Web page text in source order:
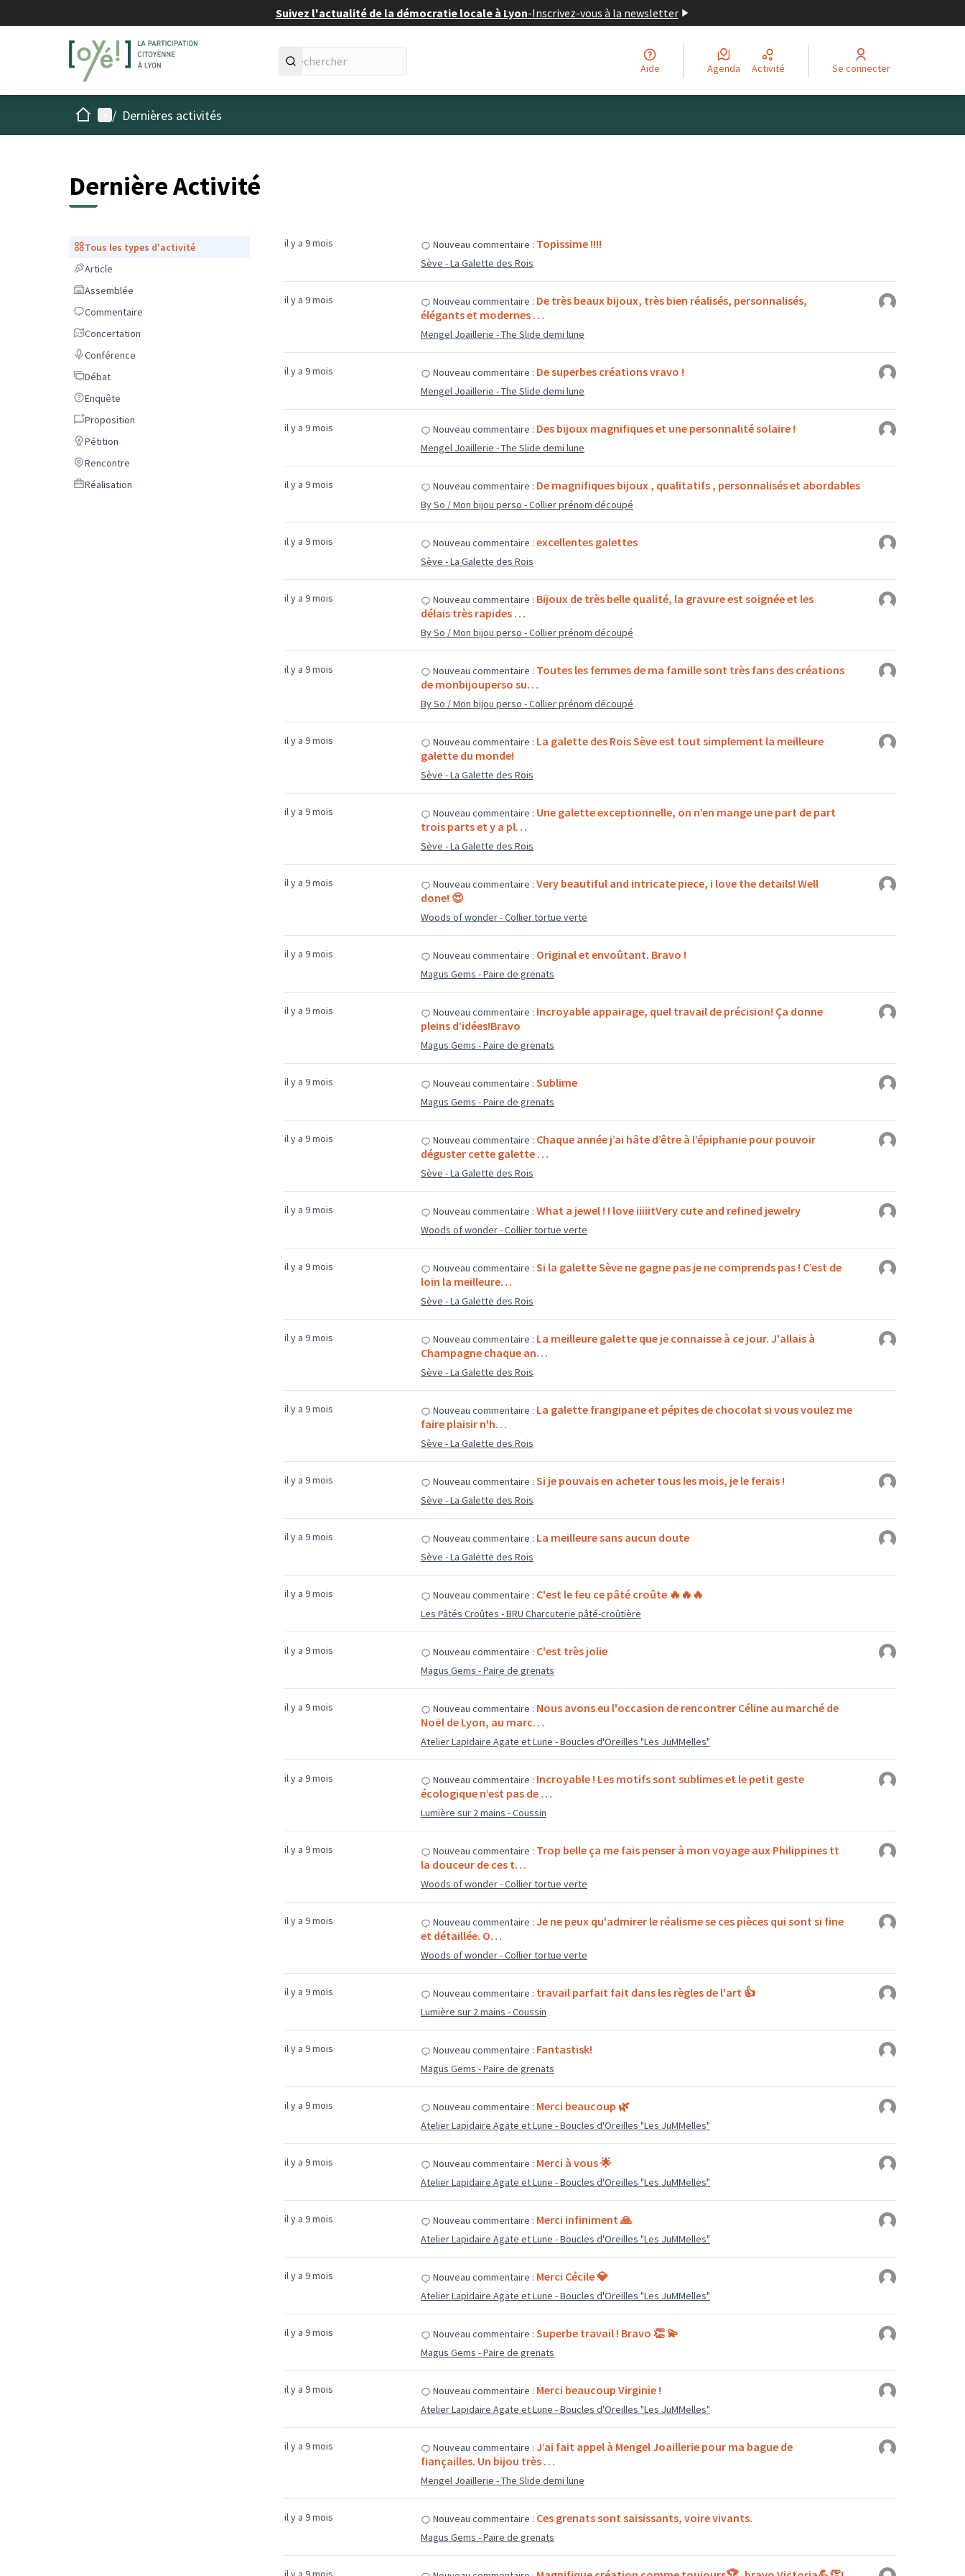
Suivez l'actualité de la démocratie locale à Lyon-Inscrivez-vous à la newsletter
Aide Agenda Activité Se connecter
AccueilMenu principal
/ Dernières activités
Dernière Activité
Tous les types d'activité
Tous les types d'activité
ArticleArticle
Assemblée
Assemblée
Commentaire
Commentaire
Concertation
Concertation
Conférence
Conférence
DébatDébat
Enquête
Enquête
Proposition
Proposition
Pétition
Pétition
Rencontre
Rencontre
Réalisation
Réalisation
il y a 9 mois Nouveau commentaire : Topissime !!!!
Sève - La Galette des Rois
il y a 9 mois Nouveau commentaire : De très beaux bijoux, très bien réalisés, personnalisés,
élégants et modernes …
Mengel Joaillerie - The Slide demi lune
il y a 9 mois Nouveau commentaire : De superbes créations vravo !
Mengel Joaillerie - The Slide demi lune
il y a 9 mois Nouveau commentaire : Des bijoux magnifiques et une personnalité solaire !
Mengel Joaillerie - The Slide demi lune
il y a 9 mois Nouveau commentaire : De magnifiques bijoux , qualitatifs , personnalisés et abordables
By So / Mon bijou perso - Collier prénom découpé
il y a 9 mois Nouveau commentaire : excellentes galettes
Sève - La Galette des Rois
il y a 9 mois Nouveau commentaire : Bijoux de très belle qualité, la gravure est soignée et les
délais très rapides …
By So / Mon bijou perso - Collier prénom découpé
il y a 9 mois Nouveau commentaire : Toutes les femmes de ma famille sont très fans des créations
de monbijouperso su…
By So / Mon bijou perso - Collier prénom découpé
il y a 9 mois Nouveau commentaire : La galette des Rois Sève est tout simplement la meilleure
galette du monde!
Sève - La Galette des Rois
il y a 9 mois Nouveau commentaire : Une galette exceptionnelle, on n’en mange une part de part
trois parts et y a pl…
Sève - La Galette des Rois
il y a 9 mois Nouveau commentaire : Very beautiful and intricate piece, i love the details! Well
done! 😍
Woods of wonder - Collier tortue verte
il y a 9 mois Nouveau commentaire : Original et envoûtant. Bravo !
Magus Gems - Paire de grenats
il y a 9 mois Nouveau commentaire : Incroyable appairage, quel travail de précision! Ça donne
pleins d’idées!Bravo
Magus Gems - Paire de grenats
il y a 9 mois Nouveau commentaire : Sublime
Magus Gems - Paire de grenats
il y a 9 mois Nouveau commentaire : Chaque année j’ai hâte d’être à l’épiphanie pour pouvoir
déguster cette galette …
Sève - La Galette des Rois
il y a 9 mois Nouveau commentaire : What a jewel ! I love iiiiitVery cute and refined jewelry
Woods of wonder - Collier tortue verte
il y a 9 mois Nouveau commentaire : Si la galette Sève ne gagne pas je ne comprends pas ! C’est de
loin la meilleure…
Sève - La Galette des Rois
il y a 9 mois Nouveau commentaire : La meilleure galette que je connaisse à ce jour. J'allais à
Champagne chaque an…
Sève - La Galette des Rois
il y a 9 mois Nouveau commentaire : La galette frangipane et pépites de chocolat si vous voulez me
faire plaisir n'h…
Sève - La Galette des Rois
il y a 9 mois Nouveau commentaire : Si je pouvais en acheter tous les mois, je le ferais !
Sève - La Galette des Rois
il y a 9 mois Nouveau commentaire : La meilleure sans aucun doute
Sève - La Galette des Rois
il y a 9 mois Nouveau commentaire : C'est le feu ce pâté croûte 🔥🔥🔥
Les Pâtés Croûtes - BRU Charcuterie pâté-croûtière
il y a 9 mois Nouveau commentaire : C'est très jolie
Magus Gems - Paire de grenats
il y a 9 mois Nouveau commentaire : Nous avons eu l'occasion de rencontrer Céline au marché de
Noël de Lyon, au marc…
Atelier Lapidaire Agate et Lune - Boucles d'Oreilles "Les JuMMelles"
il y a 9 mois Nouveau commentaire : Incroyable ! Les motifs sont sublimes et le petit geste
écologique n’est pas de …
Lumière sur 2 mains - Coussin
il y a 9 mois Nouveau commentaire : Trop belle ça me fais penser à mon voyage aux Philippines tt
la douceur de ces t…
Woods of wonder - Collier tortue verte
il y a 9 mois Nouveau commentaire : Je ne peux qu'admirer le réalisme se ces pièces qui sont si fine
et détaillée. O…
Woods of wonder - Collier tortue verte
il y a 9 mois Nouveau commentaire : travail parfait fait dans les règles de l'art 👍
Lumière sur 2 mains - Coussin
il y a 9 mois Nouveau commentaire : Fantastisk!
Magus Gems - Paire de grenats
il y a 9 mois Nouveau commentaire : Merci beaucoup 🌿
Atelier Lapidaire Agate et Lune - Boucles d'Oreilles "Les JuMMelles"
il y a 9 mois Nouveau commentaire : Merci à vous 🌟
Atelier Lapidaire Agate et Lune - Boucles d'Oreilles "Les JuMMelles"
il y a 9 mois Nouveau commentaire : Merci infiniment 🙏
Atelier Lapidaire Agate et Lune - Boucles d'Oreilles "Les JuMMelles"
il y a 9 mois Nouveau commentaire : Merci Cécile 💎
Atelier Lapidaire Agate et Lune - Boucles d'Oreilles "Les JuMMelles"
il y a 9 mois Nouveau commentaire : Superbe travail ! Bravo 👏 💫
Magus Gems - Paire de grenats
il y a 9 mois Nouveau commentaire : Merci beaucoup Virginie !
Atelier Lapidaire Agate et Lune - Boucles d'Oreilles "Les JuMMelles"
il y a 9 mois Nouveau commentaire : J’ai fait appel à Mengel Joaillerie pour ma bague de
fiançailles. Un bijou très …
Mengel Joaillerie - The Slide demi lune
il y a 9 mois Nouveau commentaire : Ces grenats sont saisissants, voire vivants.
Magus Gems - Paire de grenats